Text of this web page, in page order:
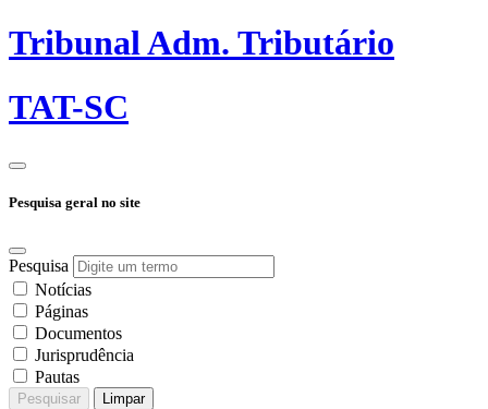
Tribunal Adm. Tributário
TAT-SC
Pesquisa geral no site
Pesquisa
Notícias
Páginas
Documentos
Jurisprudência
Pautas
Pesquisar Limpar